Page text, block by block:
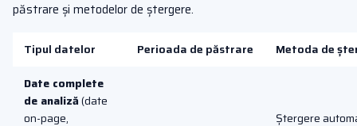
păstrare și metodelor de ștergere.
Tipul datelor Perioada de păstrare
Metoda de
Date complete
de analiză(date
on-page,
Ștergere